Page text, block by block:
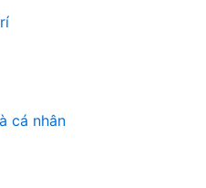
cá nhân